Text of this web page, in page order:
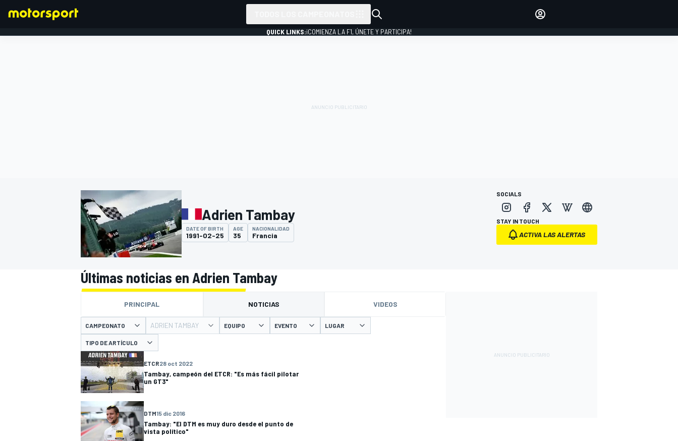
FÓRMULA E MOTO
NASCARINDYCARSPORTSCARRALLYTURISMO
MÁS
QUICK LINKS:¡COMIENZA LA F1, ÚNETE Y PARTICIPA!
Adrien Tambay
DATE OF BIRTH
1991-02-25
AGE
35
NACIONALIDAD
Francia
SOCIALS
STAY IN TOUCH
ACTIVA LAS ALERTAS
Últimas noticias en Adrien Tambay
PRINCIPAL NOTICIAS VIDEOS
CAMPEONATO ADRIEN TAMBAY EQUIPO EVENTO LUGAR
TIPO DE ARTÍCULO
ETCR28 oct 2022
Tambay, campeón del ETCR: "Es más fácil pilotar
un GT3"
DTM15 dic 2016
Tambay: "El DTM es muy duro desde el punto de
vista político"